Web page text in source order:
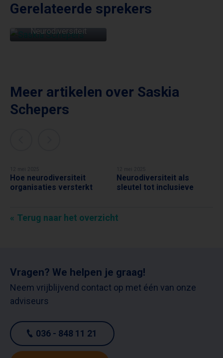
Gerelateerde sprekers
Neurodiversiteit
Meer artikelen over Saskia
Schepers
SASKIA SCHEPERS
Hoe neurodiversiteit
organisaties versterkt
SASKIA SCHEPERS
Neurodiversiteit als
sleutel tot inclusieve
Terug naar het overzicht
Vragen? We helpen je graag!
Neem vrijblijvend contact op met één van onze
adviseurs
036 - 848 11 21